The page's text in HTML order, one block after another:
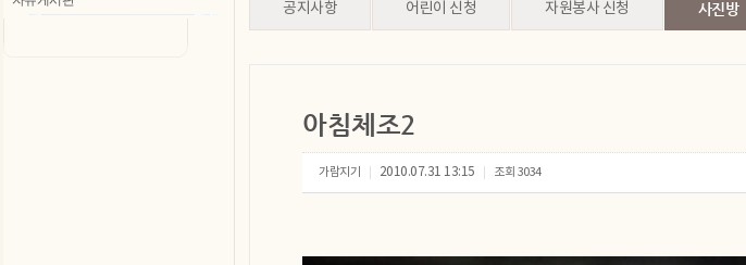
공지사항 어린이 신청 자원봉사 신청 사진방
아침체조2
가람지기 2010.07.31 13:15 조회 3034